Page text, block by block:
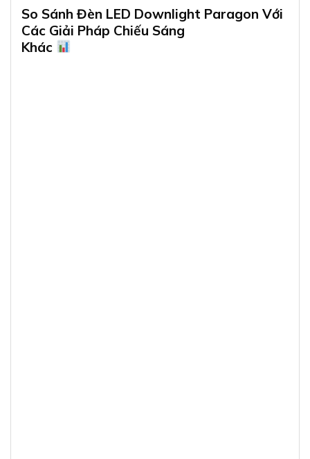
So Sánh Đèn LED Downlight Paragon Với
Các Giải Pháp Chiếu Sáng
Khác